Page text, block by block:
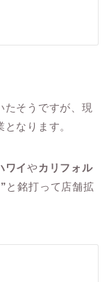
たそうですが、現
なります。
ワイやカリフォル
と銘打って店舗拡